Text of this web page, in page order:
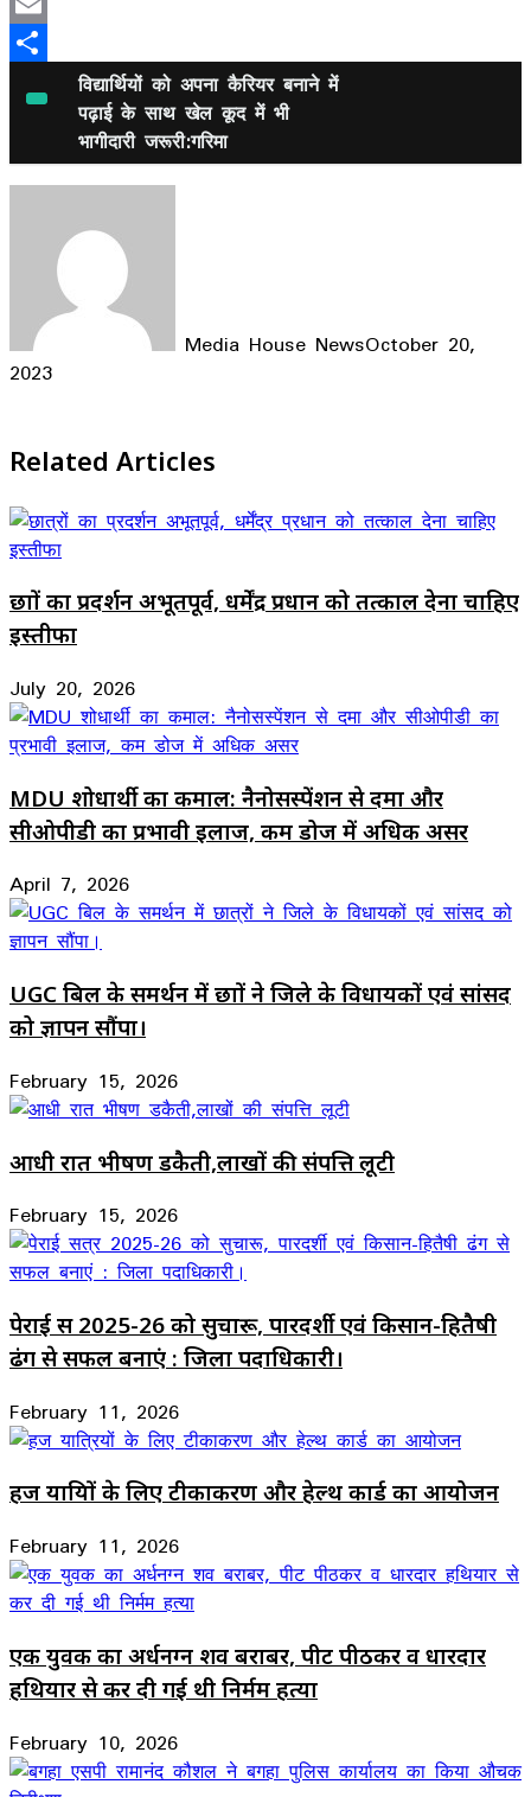
Email
विद्यार्थियों को अपना कैरियर बनाने में
पढ़ाई के साथ खेल कूद में भी
भागीदारी जरूरी:गरिमा
Media House NewsOctober 20,
2023
Related Articles
छात्रों का प्रदर्शन अभूतपूर्व, धर्मेंद्र प्रधान को तत्काल देना चाहिए
इस्तीफा
July 20, 2026
MDU शोधार्थी का कमाल: नैनोसस्पेंशन से दमा और
सीओपीडी का प्रभावी इलाज, कम डोज में अधिक असर
April 7, 2026
UGC बिल के समर्थन में छात्रों ने जिले के विधायकों एवं सांसद
को ज्ञापन सौंपा।
February 15, 2026
आधी रात भीषण डकैती,लाखों की संपत्ति लूटी
February 15, 2026
पेराई सत्र 2025-26 को सुचारू, पारदर्शी एवं किसान-हितैषी
ढंग से सफल बनाएं : जिला पदाधिकारी।
February 11, 2026
हज यात्रियों के लिए टीकाकरण और हेल्थ कार्ड का आयोजन
February 11, 2026
एक युवक का अर्धनग्न शव बराबर, पीट पीठकर व धारदार
हथियार से कर दी गई थी निर्मम हत्या
February 10, 2026